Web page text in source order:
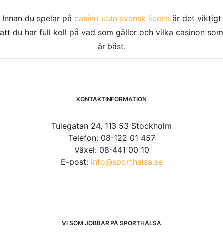
Innan du spelar på casino utan svensk licensär det viktigt
att du har full koll på vad som gäller och vilka casinon som
är bäst.
KONTAKTINFORMATION
Tulegatan 24, 113 53 Stockholm
Telefon: 08-122 01 457
Växel: 08-441 00 10
E-post: info@sporthalsa.se
VI SOM JOBBAR PÅ SPORTHÄLSA